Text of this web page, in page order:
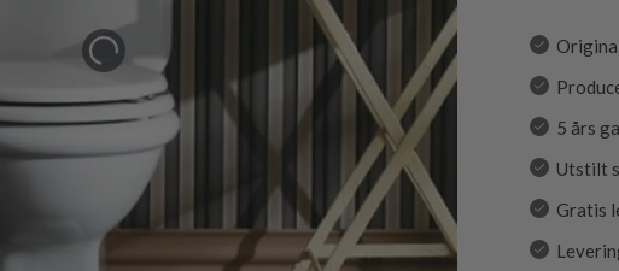
5 års
Utstilt
Gratis